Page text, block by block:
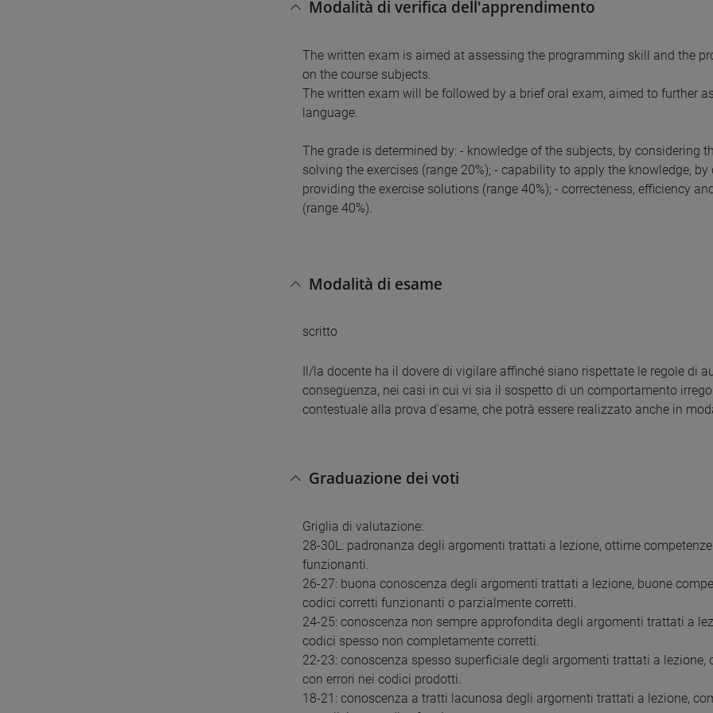
Modalità di verifica dell'apprendimento
The written exam is aimed at assessing the programming skill and the
on the course subjects.
The written exam will be followed by a brief oral exam, aimed to further
language.
The grade is determined by: - knowledge of the subjects, by considering
solving the exercises (range 20%); - capability to apply the knowledge,
providing the exercise solutions (range 40%); - correcteness, efficiency
(range 40%).
Modalità di esame
scritto
Il/la docente ha il dovere di vigilare affinché siano rispettate le regole di
conseguenza, nei casi in cui vi sia il sospetto di un comportamento
contestuale alla prova d'esame, che potrà essere realizzato anche in
Graduazione dei voti
Griglia di valutazione:
28-30L: padronanza degli argomenti trattati a lezione, ottime
funzionanti.
26-27: buona conoscenza degli argomenti trattati a lezione, buone
codici corretti funzionanti o parzialmente corretti.
24-25: conoscenza non sempre approfondita degli argomenti trattati a
codici spesso non completamente corretti.
22-23: conoscenza spesso superficiale degli argomenti trattati a
con errori nei codici prodotti.
18-21: conoscenza a tratti lacunosa degli argomenti trattati a lezione,